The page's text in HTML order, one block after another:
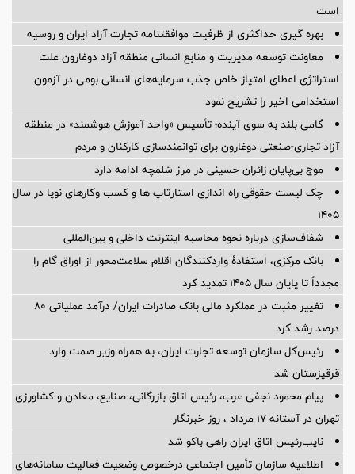
است
بهره گیری حداکثری از ظرفیت موافقتنامه تجارت آزاد ایران و روسیه
معاونت توسعه مدیریت و منابع انسانی منطقه آزاد دوغارون علت
استراتژی اعطای امتیاز خاص جذب سرمایه‌های انسانی بومی در آزمون
استخدامی اخیر را تشریح نمود
گامی بلند به سوی آینده؛ تأسیس «واحد آموزش هوشمند» در منطقه
آزاد تجاری-صنعتی دوغارون برای توانمندسازی کارکنان و مردم
موج بی‌پایان زائران حسینی در مرز شلمچه ادامه دارد
چک لیست حقوقی راه اندازی استارتاپ ها و کسب وکارهای نوپا در سال
۱۴۰۵
شفاف‌سازی درباره نحوه محاسبه اینترنت داخلی و بین‌المللی
بانک مرکزی، استفادۀ واردکنندگان اقلام سلامت‌محور از اوراق گام را
مجدداً تا پایان سال ۱۴۰۵ تمدید کرد
تغییر مثبت در عملکرد مالی بانک صادرات ایران/ درآمد عملیاتی 80
درصد رشد کرد
رئیس‌کل سازمان توسعه تجارت ایران، به همراه وزیر صمت وارد
قرقیزستان شد
پیام محمود نجفی عرب، رئیس اتاق بازرگانی، صنایع، معادن و کشاورزی
تهران در آستانه 17 مرداد ، روز خبرنگار
نایب‌رئیس اتاق ایران راهی باکو شد
اطلاعیه سازمان تأمین اجتماعی درخصوص وضعیت فعالیت سامانه‌های